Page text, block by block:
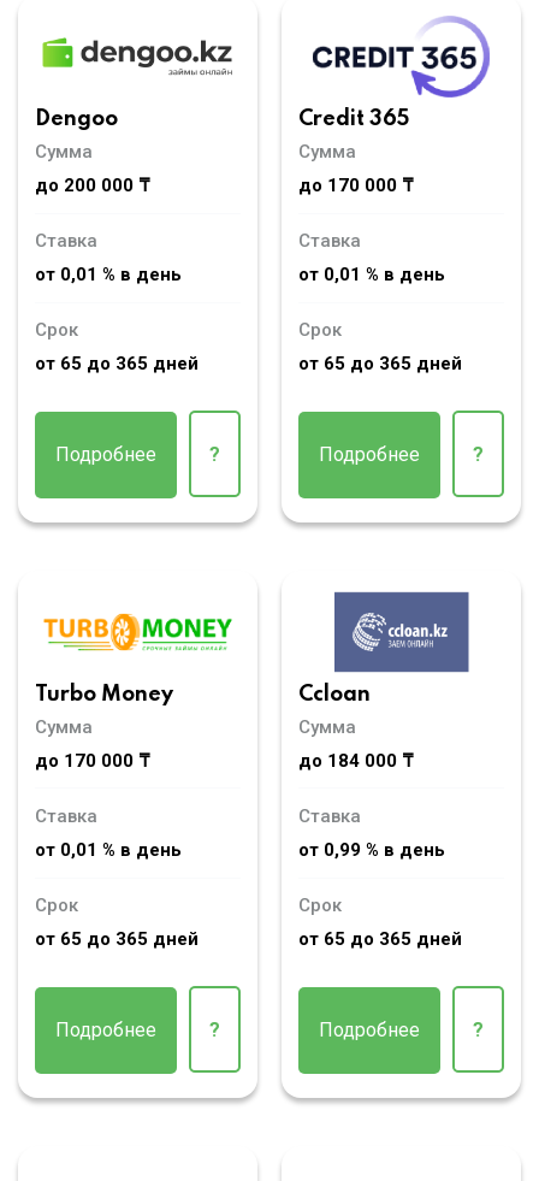
Dengoo
Сумма
до 200 000 ₸
Ставка
от 0,01 % в день
Срок
от 65 до 365 дней
Подробнее ?
Credit 365
Сумма
до 170 000 ₸
Ставка
от 0,01 % в день
Срок
от 65 до 365 дней
Подробнее ?
Turbo Money
Сумма
до 170 000 ₸
Ставка
от 0,01 % в день
Срок
от 65 до 365 дней
Подробнее ?
Ccloan
Сумма
до 184 000 ₸
Ставка
от 0,99 % в день
Срок
от 65 до 365 дней
Подробнее ?